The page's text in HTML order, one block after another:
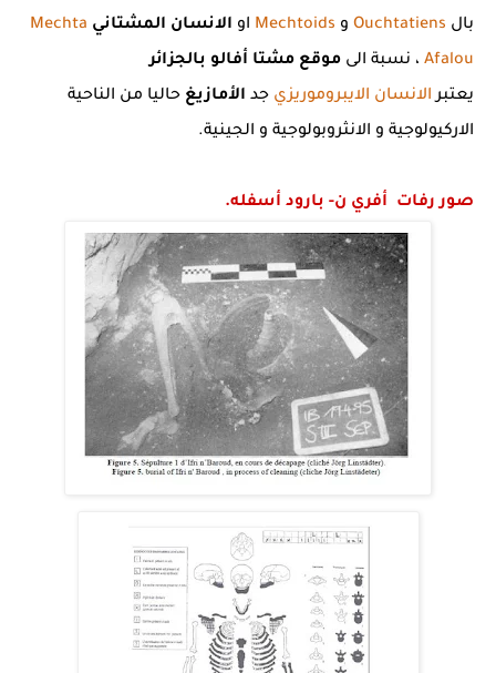
بال Ouchtatiens و Mechtoids او الانسان المشتاني Mechta
Afalou ، نسبة الى موقع مشتا أفالو بالجزائر
يعتبرالانسان الايبروموريزي جد الأمازيغ حاليا من الناحية
الاركيولوجية و الانثروبولوجية و الجينية.
صور رفات أفري ن- بارود أسفله.